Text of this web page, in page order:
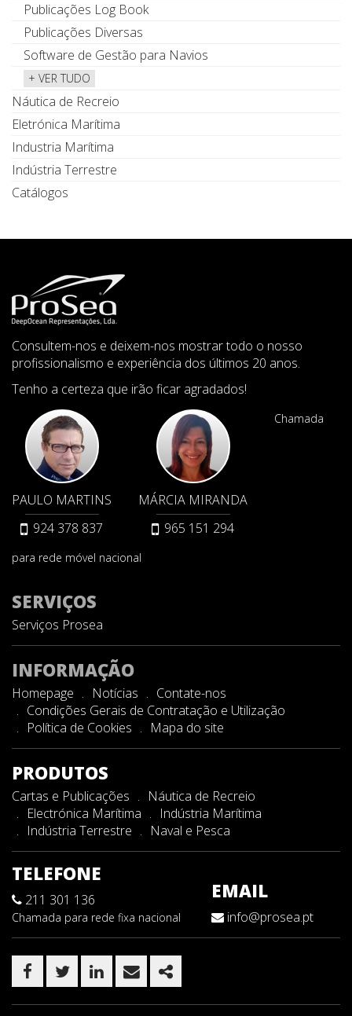
Publicações Log Book
Publicações Diversas
Software de Gestão para Navios
+ VER TUDO
Náutica de Recreio
Eletrónica Marítima
Industria Marítima
Indústria Terrestre
Catálogos
Consultem-nos e deixem-nos mostrar todo o nosso
profissionalismo e experiência dos últimos 20 anos.
Tenho a certeza que irão ficar agradados!
PAULO MARTINS
924 378 837
MÁRCIA MIRANDA
965 151 294
Chamada
para rede móvel nacional
SERVIÇOS
Serviços Prosea
INFORMAÇÃO
Homepage Notícias
Contate-nos
Condições Gerais de Contratação e Utilização
Política de Cookies
Mapa do site
PRODUTOS
Cartas e Publicações
Náutica de Recreio
Electrónica Marítima
Indústria Marítima
Indústria Terrestre
Naval e Pesca
TELEFONE
211 301 136
Chamada para rede fixa nacional
EMAIL
info@prosea.pt
FACEBOOK
TWITTERLINKEDIN
EMAIL